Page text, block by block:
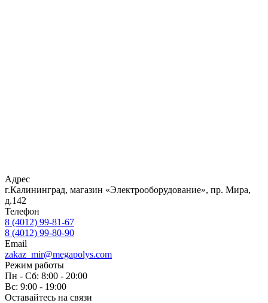
Адрес
г.Калининград, магазин «Электрооборудование», пр. Мира,
д.142
Телефон
8 (4012) 99-81-67
8 (4012) 99-80-90
Email
zakaz_mir@megapolys.com
Режим работы
Пн - Cб: 8:00 - 20:00
Вс: 9:00 - 19:00
Оставайтесь на связи